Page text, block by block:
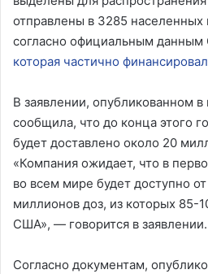
отправлены в 3285 населенных
согласно официальным данным
которая частично
В заявлении, опубликованном в
сообщила, что до конца этого
будет доставлено около 20
«Компания ожидает, что в
во всем мире будет доступно
миллионов доз, из которых 85-
США», — говорится в заявлении.
Согласно документам,